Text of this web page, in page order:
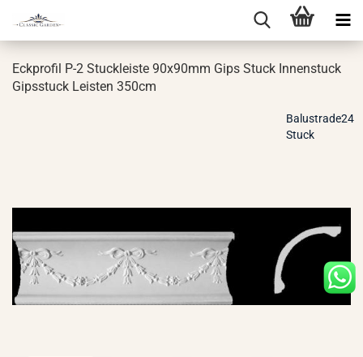
Eck­pro­fil P-2 Stuck­leis­te 90x90mm Gips Stuck In­nen­stuck
Gips­stuck Leis­ten 350cm
Balustrade24
Stuck